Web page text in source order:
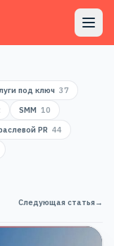
под ключ 37
SMM 10
PR 44
Следующая статья→